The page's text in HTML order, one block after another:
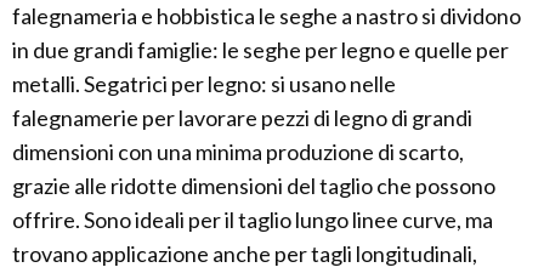
falegnameria e hobbistica le seghe a nastro si dividono
in due grandi famiglie: le seghe per legno e quelle per
metalli. Segatrici per legno: si usano nelle
falegnamerie per lavorare pezzi di legno di grandi
dimensioni con una minima produzione di scarto,
grazie alle ridotte dimensioni del taglio che possono
offrire. Sono ideali per il taglio lungo linee curve, ma
trovano applicazione anche per tagli longitudinali,